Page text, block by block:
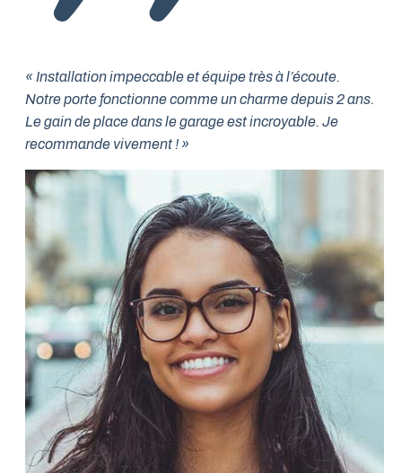
« Installation impeccable et équipe très à l’écoute.
Notre porte fonctionne comme un charme depuis 2 ans.
Le gain de place dans le garage est incroyable. Je
recommande vivement ! »